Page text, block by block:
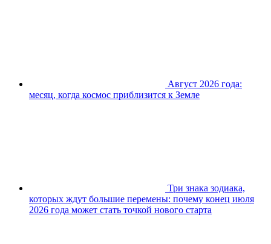
Август 2026 года:
месяц, когда космос приблизится к Земле
Три знака зодиака,
которых ждут большие перемены: почему конец июля
2026 года может стать точкой нового старта